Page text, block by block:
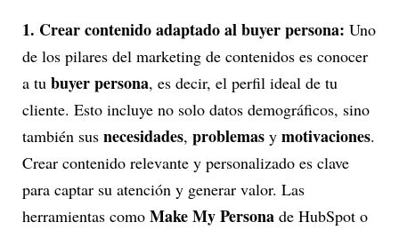
1. Crear contenido adaptado al buyer persona: Uno
de los pilares del marketing de contenidos es conocer
a tu buyer persona, es decir, el perfil ideal de tu
cliente. Esto incluye no solo datos demográficos, sino
también sus necesidades, problemas y motivaciones.
Crear contenido relevante y personalizado es clave
para captar su atención y generar valor. Las
herramientas como Make My Persona de HubSpot o